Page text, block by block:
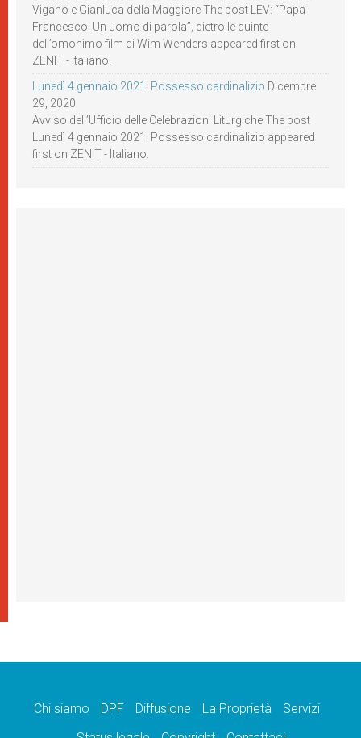
Viganò e Gianluca della Maggiore The post LEV: “Papa
Francesco. Un uomo di parola”, dietro le quinte
dell’omonimo film di Wim Wenders appeared first on
ZENIT - Italiano.
Lunedì 4 gennaio 2021: Possesso cardinalizio Dicembre
29, 2020
Avviso dell’Ufficio delle Celebrazioni Liturgiche The post
Lunedì 4 gennaio 2021: Possesso cardinalizio appeared
first on ZENIT - Italiano.
Chi siamo DPF Diffusione La Proprietà
Servizi